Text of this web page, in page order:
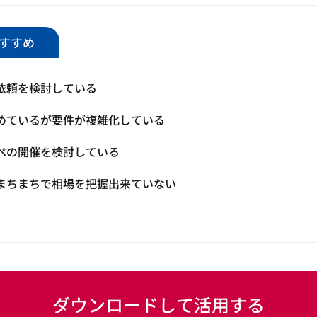
すめ
頼を検討している
ているが要件が複雑化している
の開催を検討している
ちまちで相場を把握出来ていない
ダウンロードして活用する